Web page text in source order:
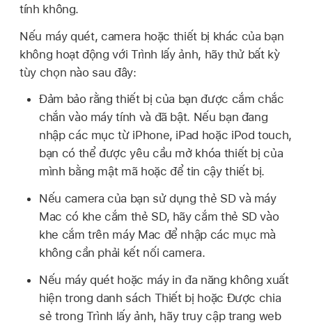
tính không.
Nếu máy quét, camera hoặc thiết bị khác của bạn
không hoạt động với Trình lấy ảnh, hãy thử bất kỳ
tùy chọn nào sau đây:
Đảm bảo rằng thiết bị của bạn được cắm chắc
chắn vào máy tính và đã bật. Nếu bạn đang
nhập các mục từ iPhone, iPad hoặc iPod touch,
bạn có thể được yêu cầu mở khóa thiết bị của
mình bằng mật mã hoặc để tin cậy thiết bị.
Nếu camera của bạn sử dụng thẻ SD và máy
Mac có khe cắm thẻ SD, hãy cắm thẻ SD vào
khe cắm trên máy Mac để nhập các mục mà
không cần phải kết nối camera.
Nếu máy quét hoặc máy in đa năng không xuất
hiện trong danh sách Thiết bị hoặc Được chia
sẻ trong Trình lấy ảnh, hãy truy cập trang web